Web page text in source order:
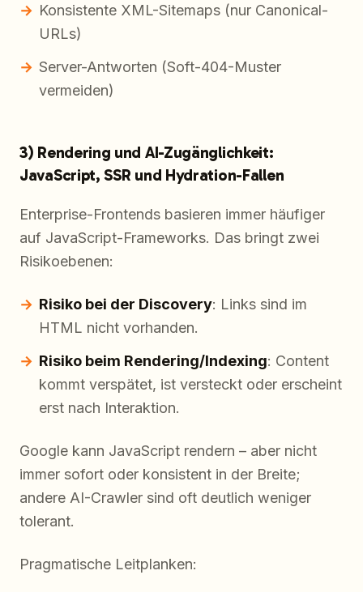
Konsistente XML-Sitemaps (nur Canonical-
URLs)
Server-Antworten (Soft-404-Muster
vermeiden)
3) Rendering und AI-Zugänglichkeit:
JavaScript, SSR und Hydration-Fallen
Enterprise-Frontends basieren immer häufiger
auf JavaScript-Frameworks. Das bringt zwei
Risikoebenen:
Risiko bei der Discovery: Links sind im
HTML nicht vorhanden.
Risiko beim Rendering/Indexing: Content
kommt verspätet, ist versteckt oder erscheint
erst nach Interaktion.
Google kann JavaScript rendern – aber nicht
immer sofort oder konsistent in der Breite;
andere AI-Crawler sind oft deutlich weniger
tolerant.
Pragmatische Leitplanken: